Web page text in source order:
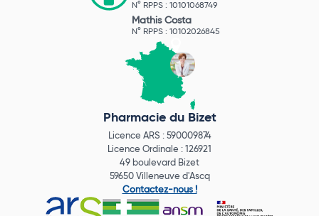
N° RPPS : 10101068749
Mathis Costa
N° RPPS : 10102026845
Pharmacie du Bizet
Licence ARS : 590009874
Licence Ordinale : 126921
49 boulevard Bizet
59650 Villeneuve d'Ascq
Contactez-nous !